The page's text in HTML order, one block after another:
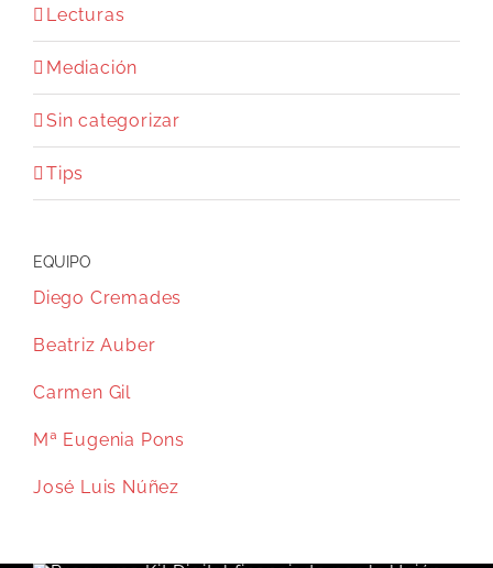
Lecturas
Mediación
Sin categorizar
Tips
EQUIPO
Diego Cremades
Beatriz Auber
Carmen Gil
Mª Eugenia Pons
José Luis Núñez